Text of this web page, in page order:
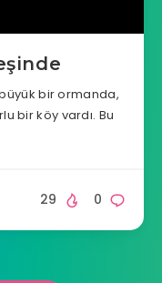
bir ormanda,
bir köy vardı. Bu
0
29